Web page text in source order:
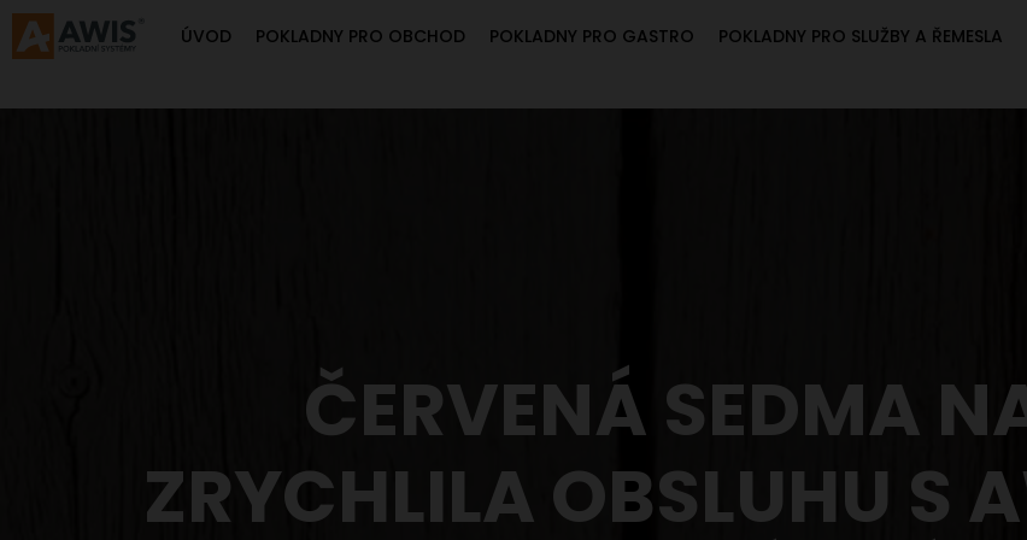
ÚVOD POKLADNY PRO OBCHOD POKLADNY PRO GASTRO POKLADNY PRO SLUŽBY A ŘEMESLA
ČERVENÁ SEDMA
ZRYCHLILA OBSLUHU S